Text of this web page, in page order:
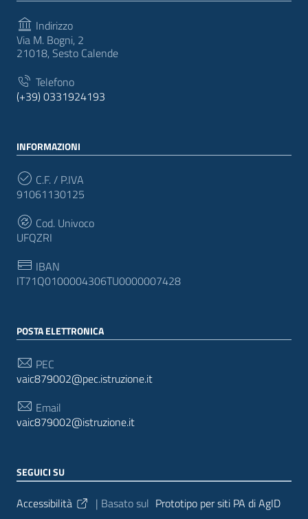
Indirizzo
Via M. Bogni, 2
21018, Sesto Calende
Telefono
(+39) 0331924193
INFORMAZIONI
C.F. / P.IVA
91061130125
Cod. Univoco
UFQZRI
IBAN
IT71Q0100004306TU0000007428
POSTA ELETTRONICA
PEC
vaic879002@pec.istruzione.it
Email
vaic879002@istruzione.it
SEGUICI SU
Sezione Link Utili
Accessibilità | Basato sul Prototipo per siti PA di AgID